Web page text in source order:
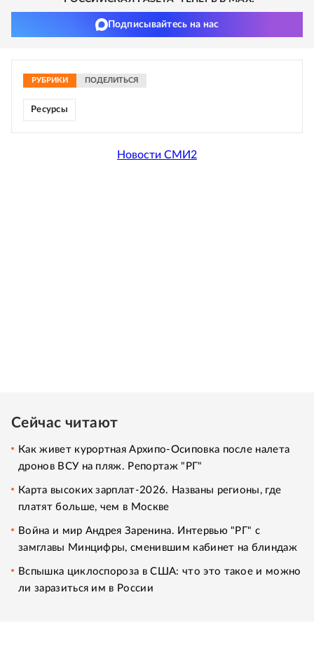
Подписывайтесь на нас
РУБРИКИ ПОДЕЛИТЬСЯ
Ресурсы
Новости СМИ2
Сейчас читают
Как живет курортная Архипо-Осиповка после налета
дронов ВСУ на пляж. Репортаж "РГ"
Карта высоких зарплат-2026. Названы регионы, где
платят больше, чем в Москве
Война и мир Андрея Заренина. Интервью "РГ" с
замглавы Минцифры, сменившим кабинет на блиндаж
Вспышка циклоспороза в США: что это такое и можно
ли заразиться им в России